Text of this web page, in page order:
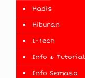
Hadis
Hiburan
I-Tech
Info & Tutorial
Info Semasa